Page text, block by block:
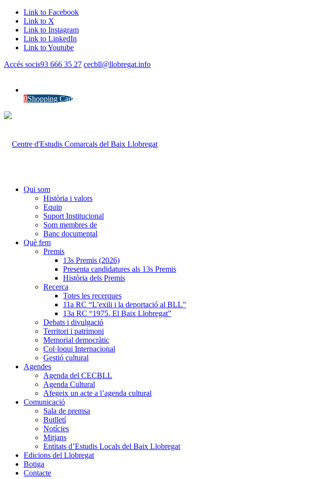
Link to Facebook
Link to X
Link to Instagram
Link to LinkedIn
Link to Youtube
Accés socis93 666 35 27 cecbll@llobregat.info
0Shopping Cart
Qui som
Història i valors
Equip
Suport Institucional
Som membres de
Banc documental
Què fem
Premis
13s Premis (2026)
Presenta candidatures als 13s Premis
Història dels Premis
Recerca
Totes les recerques
11a RC “L’exili i la deportació al BLL”
13a RC “1975. El Baix Llobregat”
Debats i divulgació
Territori i patrimoni
Memorial democràtic
Col·loqui Internacional
Gestió cultural
Agendes
Agenda del CECBLL
Agenda Cultural
Afegeix un acte a l’agenda cultural
Comunicació
Sala de premsa
Butlletí
Notícies
Mitjans
Entitats d’Estudis Locals del Baix Llobregat
Edicions del Llobregat
Botiga
Contacte